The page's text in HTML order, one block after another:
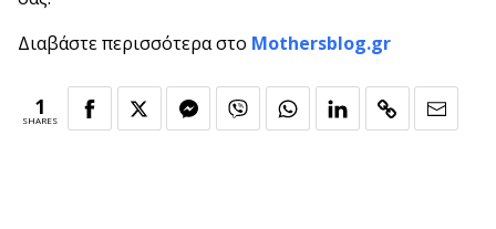
Διαβάστε περισσότερα στο Mothersblog.gr
1
SHARES